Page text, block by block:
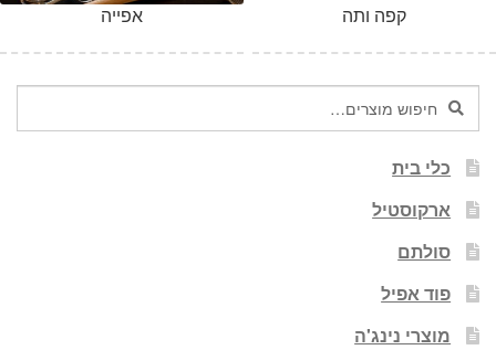
אפייה קפה ותה
חיפוש
עבור:
חיפוש
כלי בית
ארקוסטיל
סולתם
פוד אפיל
מוצרי נינג'ה